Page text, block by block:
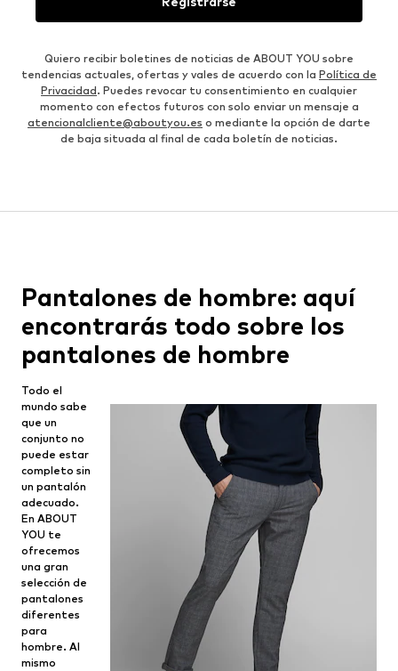
Quiero recibir boletines de noticias de ABOUT YOU sobre
tendencias actuales, ofertas y vales de acuerdo con la Política de
Privacidad. Puedes revocar tu consentimiento en cualquier
momento con efectos futuros con solo enviar un mensaje a
atencionalcliente@aboutyou.es o mediante la opción de darte
de baja situada al final de cada boletín de noticias.
Pantalones de hombre: aquí
encontrarás todo sobre los
pantalones de hombre
Todo el
mundo sabe
que un
conjunto no
puede estar
completo sin
un pantalón
adecuado.
En ABOUT
YOU te
ofrecemos
una gran
selección de
pantalones
diferentes
para
hombre. Al
mismo